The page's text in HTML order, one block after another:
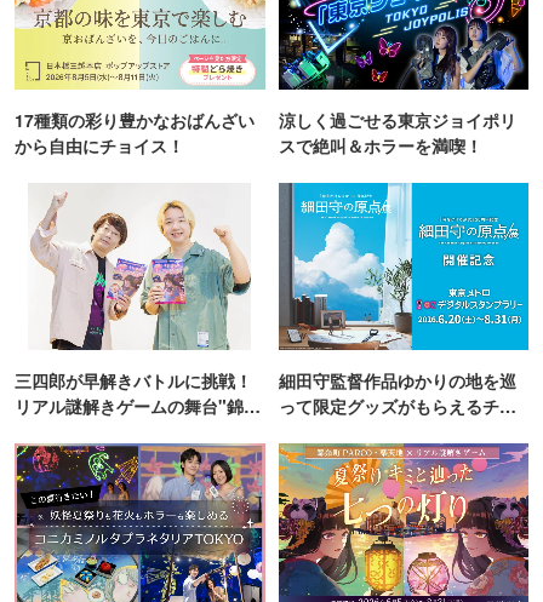
17種類の彩り豊かなおばんざい
から自由にチョイス！
涼しく過ごせる東京ジョイポリ
スで絶叫＆ホラーを満喫！
三四郎が早解きバトルに挑戦！
リアル謎解きゲームの舞台"錦糸
細田守監督作品ゆかりの地を巡
って限定グッズがもらえるチャ